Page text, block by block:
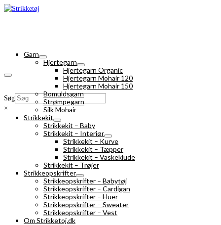
Søg
×
Garn
Hjertegarn
Hjertegarn Organic
Hjertegarn Mohair 120
Hjertegarn Mohair 150
Bomuldsgarn
Strømpegarn
Silk Mohair
Strikkekit
Strikkekit – Baby
Strikkekit – Interiør
Strikkekit – Kurve
Strikkekit – Tæpper
Strikkekit – Vaskeklude
Strikkekit – Trøjer
Strikkeopskrifter
Strikkeopskrifter – Babytøj
Strikkeopskrifter – Cardigan
Strikkeopskrifter – Huer
Strikkeopskrifter – Sweater
Strikkeopskrifter – Vest
Om Strikketoj.dk